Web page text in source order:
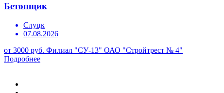
Бетонщик
Слуцк
07.08.2026
от 3000 руб. Филиал "СУ-13" ОАО "Стройтрест № 4"
Подробнее